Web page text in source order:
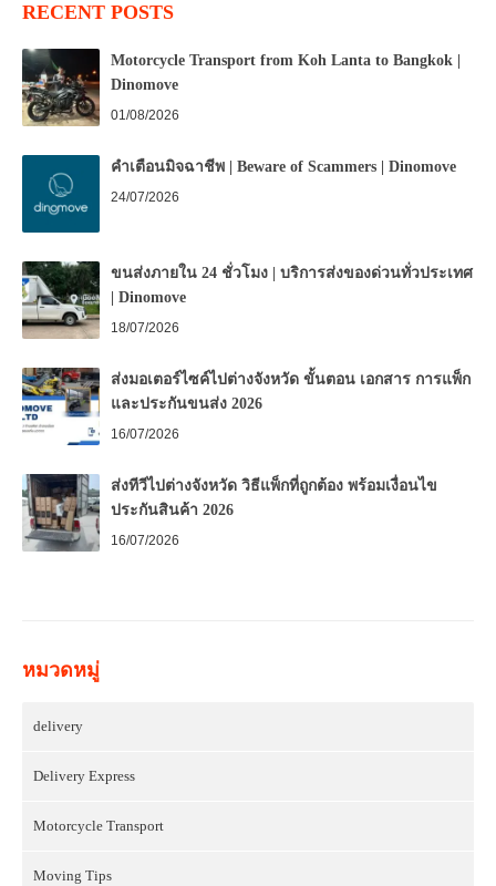
RECENT POSTS
Motorcycle Transport from Koh Lanta to Bangkok |
Dinomove
01/08/2026
คำเตือนมิจฉาชีพ | Beware of Scammers | Dinomove
24/07/2026
ขนส่งภายใน 24 ชั่วโมง | บริการส่งของด่วนทั่วประเทศ
| Dinomove
18/07/2026
ส่งมอเตอร์ไซค์ไปต่างจังหวัด ขั้นตอน เอกสาร การแพ็ก
และประกันขนส่ง 2026
16/07/2026
ส่งทีวีไปต่างจังหวัด วิธีแพ็กที่ถูกต้อง พร้อมเงื่อนไข
ประกันสินค้า 2026
16/07/2026
หมวดหมู่
delivery
Delivery Express
Motorcycle Transport
Moving Tips